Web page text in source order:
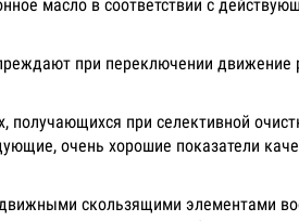
масло в соответствии с
при переключении
получающихся при селективной
очень хорошие показатели
скользящими элементами